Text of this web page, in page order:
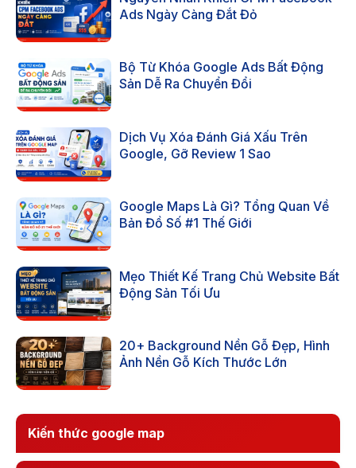
Ads Ngày Càng Đắt Đỏ
Bộ Từ Khóa Google Ads Bất Động
Sản Dễ Ra Chuyển Đổi
Dịch Vụ Xóa Đánh Giá Xấu Trên
Google, Gỡ Review 1 Sao
Google Maps Là Gì? Tổng Quan Về
Bản Đồ Số #1 Thế Giới
Mẹo Thiết Kế Trang Chủ Website Bất
Động Sản Tối Ưu
20+ Background Nền Gỗ Đẹp, Hình
Ảnh Nền Gỗ Kích Thước Lớn
Kiến thức google map